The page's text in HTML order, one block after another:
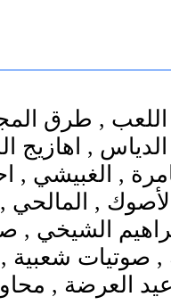
, طرق
, اهازيج
, الغبيشي ,
,
الشيخي ,
, صوتيات